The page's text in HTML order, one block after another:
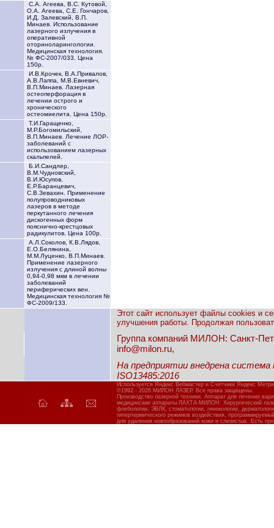
С.А. Агеева, В.С. Кутовой,
О.А. Агеева, С.Е. Гончаров,
И.Д. Залевский, В.П.
Минаев. Использование
лазерного излучения в
оперативной
оториноларингологии.
Медицинская технология.
№ ФС-2007/033. Цена
150р.
И.В.Крочек, В.А.Привалов,
А.В.Лаппа, М.В.Евневич,
В.П.Минаев. Лазерная
остеоперфорация в
лечении острого и
хронического
остеомиелита. Цена 150р.
Т.И.Гаращенко,
М.Р.Богомильский,
В.П.Минаев. Лечение ЛОР-
заболеваний с
использованием лазерных
скальпелей.
Б.И.Сандлер,
В.М.Чудновский,
В.И.Юсупов,
Е.Р.Баранцевич,
С.В.Зевахин. Применение
полупроводниковых
лазеров в методе
перкутанного лечения
дискогенных форм
пояснично-крестцовых
радикулитов. Цена 100р.
А.Л.Соколов, К.В.Лядов,
Е.О.Белянина,
М.М.Луценко, В.П.Минаев.
Применение лазерного
излучения с длиной волны
0,94-0,98 мкм в лечении
заболеваний
периферических вен.
Медицинская технология №
ФС-2009/133.
Этот сайт использует файлы cookies и
улучшения работы. Продолжая
Группа компаний МИЛОН: Санкт-
info@milon.ru,
На предприятии внедрена
ISO13485:2016
Используется Яндекс Вебмастер и Счётчики Яндекс
©1992 - 2026 МИЛОН ЛАЗЕР. Все права защищены.
Производство лазерной техники. Аппарат для лечения
медицинские аппараты ЛАХТА-МИЛОН: Хирургический
флебологии, ЭВЛК, стоматологии, гинекологии,
гипертермического режимов воздействия,
для удаления новообразований кожи и слизистых. Есть